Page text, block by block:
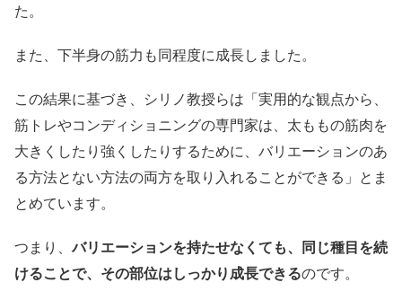
た。
また、下半身の筋力も同程度に成長しました。
この結果に基づき、シリノ教授らは「実用的な観点から、
筋トレやコンディショニングの専門家は、太ももの筋肉を
大きくしたり強くしたりするために、バリエーションのあ
る方法とない方法の両方を取り入れることができる」とま
とめています。
つまり、バリエーションを持たせなくても、同じ種目を続
けることで、その部位はしっかり成長できるのです。